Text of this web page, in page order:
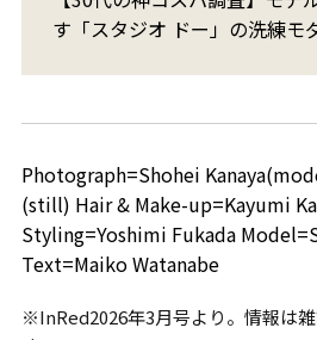
す「スタジオ ドー」の洗練モ
Photograph=Shohei
(still) Hair & Make-up=Kayumi
Styling=Yoshimi Fukada
Text=Maiko Watanabe
※InRed2026年3月号より。情報は